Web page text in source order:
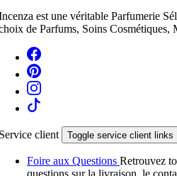
est une véritable Parfumerie
de Parfums, Soins Cosmétiques,
client Toggle service client links
Foire aux Questions Retrouvez
questions sur la livraison, le